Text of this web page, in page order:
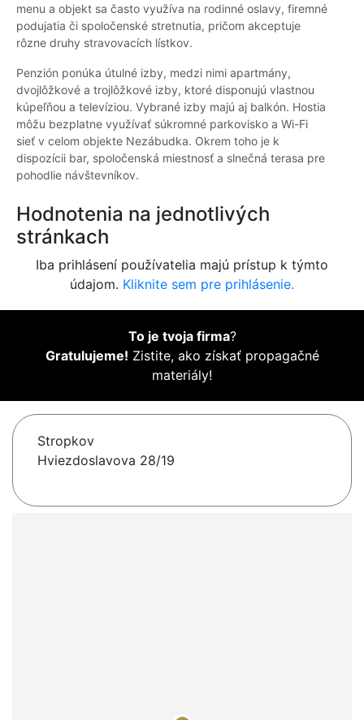
menu a objekt sa často využíva na rodinné oslavy, firemné
podujatia či spoločenské stretnutia, pričom akceptuje
rôzne druhy stravovacích lístkov.
Penzión ponúka útulné izby, medzi nimi apartmány,
dvojlôžkové a trojlôžkové izby, ktoré disponujú vlastnou
kúpeľňou a televíziou. Vybrané izby majú aj balkón. Hostia
môžu bezplatne využívať súkromné parkovisko a Wi-Fi
sieť v celom objekte Nezábudka. Okrem toho je k
dispozícii bar, spoločenská miestnosť a slnečná terasa pre
pohodlie návštevníkov.
Hodnotenia na jednotlivých
stránkach
Iba prihlásení používatelia majú prístup k týmto
údajom. Kliknite sem pre prihlásenie.
To je tvoja firma?
Gratulujeme! Zistite, ako získať propagačné
materiály!
Stropkov
Hviezdoslavova 28/19